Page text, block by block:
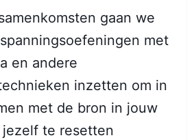
gaan we
met
en andere
inzetten om in
met de bron in jouw
te resetten